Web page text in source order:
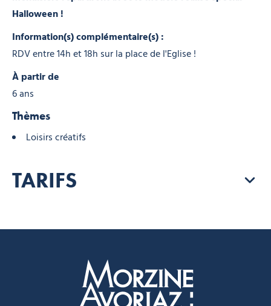
Halloween !
Information(s) complémentaire(s) :
RDV entre 14h et 18h sur la place de l'Eglise !
À partir de
6 ans
Thèmes
Loisirs créatifs
TARIFS